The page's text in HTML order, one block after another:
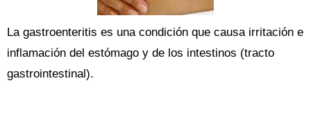
La gastroenteritis es una condición que causa irritación e
inflamación del estómago y de los intestinos (tracto
gastrointestinal).